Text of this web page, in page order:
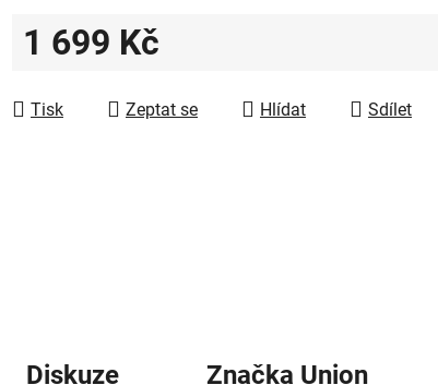
1 699 Kč
Tisk
Zeptat se Hlídat Sdílet
Diskuze Značka Union